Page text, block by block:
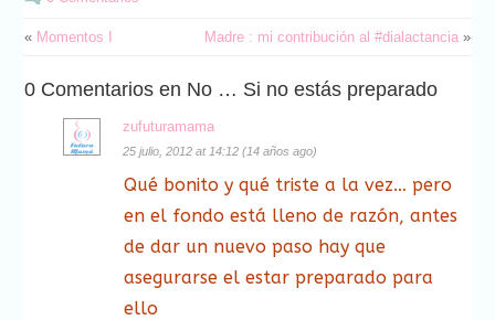
« Momentos I Madre : mi contribución al #dialactancia»
0 Comentarios en No … Si no estás preparado
zufuturamama
25 julio, 2012 at 14:12 (14 años ago)
Qué bonito y qué triste a la vez… pero
en el fondo está lleno de razón, antes
de dar un nuevo paso hay que
asegurarse el estar preparado para
ello